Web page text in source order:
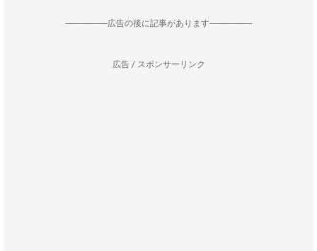
--------------------広告の後に記事があります--------------------
広告 / スポンサーリンク